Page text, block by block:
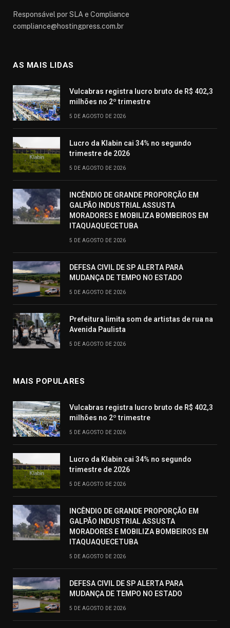
Responsável por SLA e Compliance
compliance@hostingpress.com.br
AS MAIS LIDAS
Vulcabras registra lucro bruto de R$ 402,3
milhões no 2º trimestre
5 DE AGOSTO DE 2026
Lucro da Klabin cai 34% no segundo
trimestre de 2026
5 DE AGOSTO DE 2026
INCÊNDIO DE GRANDE PROPORÇÃO EM
GALPÃO INDUSTRIAL ASSUSTA
MORADORES E MOBILIZA BOMBEIROS EM
ITAQUAQUECETUBA
5 DE AGOSTO DE 2026
DEFESA CIVIL DE SP ALERTA PARA
MUDANÇA DE TEMPO NO ESTADO
5 DE AGOSTO DE 2026
Prefeitura limita som de artistas de rua na
Avenida Paulista
5 DE AGOSTO DE 2026
MAIS POPULARES
Vulcabras registra lucro bruto de R$ 402,3
milhões no 2º trimestre
5 DE AGOSTO DE 2026
Lucro da Klabin cai 34% no segundo
trimestre de 2026
5 DE AGOSTO DE 2026
INCÊNDIO DE GRANDE PROPORÇÃO EM
GALPÃO INDUSTRIAL ASSUSTA
MORADORES E MOBILIZA BOMBEIROS EM
ITAQUAQUECETUBA
5 DE AGOSTO DE 2026
DEFESA CIVIL DE SP ALERTA PARA
MUDANÇA DE TEMPO NO ESTADO
5 DE AGOSTO DE 2026